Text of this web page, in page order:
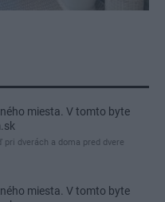
miesta. V tomto byte
dverách a doma pred dvere
miesta. V tomto byte